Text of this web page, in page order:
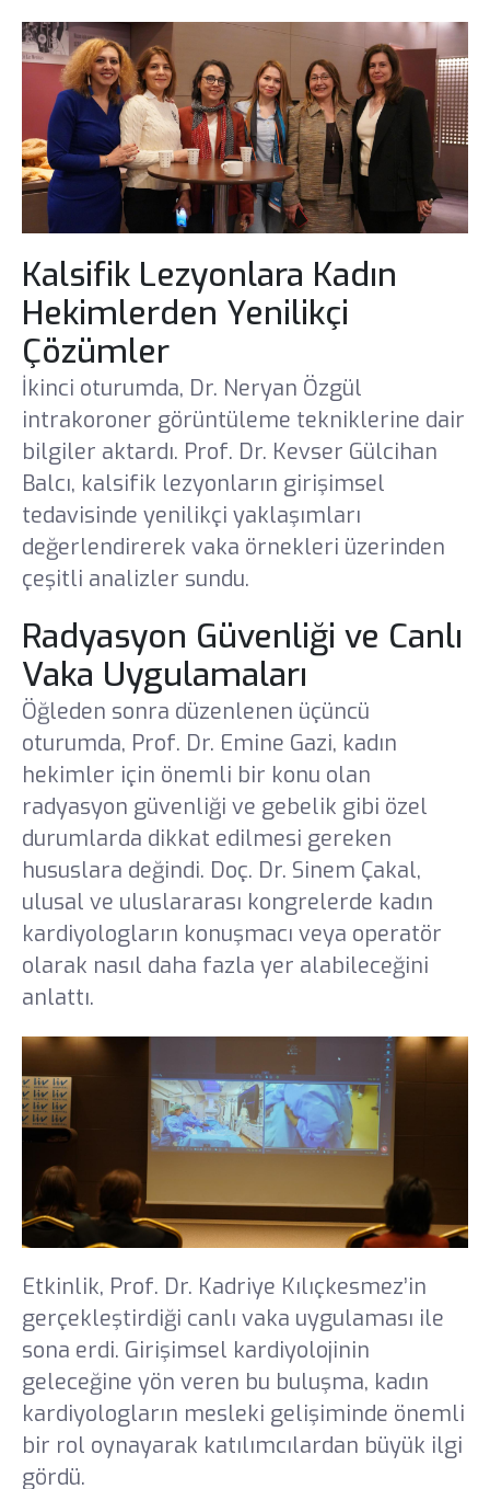
Kalsifik Lezyonlara Kadın
Hekimlerden Yenilikçi
Çözümler
İkinci oturumda, Dr. Neryan Özgül
intrakoroner görüntüleme tekniklerine dair
bilgiler aktardı. Prof. Dr. Kevser Gülcihan
Balcı, kalsifik lezyonların girişimsel
tedavisinde yenilikçi yaklaşımları
değerlendirerek vaka örnekleri üzerinden
çeşitli analizler sundu.
Radyasyon Güvenliği ve Canlı
Vaka Uygulamaları
Öğleden sonra düzenlenen üçüncü
oturumda, Prof. Dr. Emine Gazi, kadın
hekimler için önemli bir konu olan
radyasyon güvenliği ve gebelik gibi özel
durumlarda dikkat edilmesi gereken
hususlara değindi. Doç. Dr. Sinem Çakal,
ulusal ve uluslararası kongrelerde kadın
kardiyologların konuşmacı veya operatör
olarak nasıl daha fazla yer alabileceğini
anlattı.
Etkinlik, Prof. Dr. Kadriye Kılıçkesmez’in
gerçekleştirdiği canlı vaka uygulaması ile
sona erdi. Girişimsel kardiyolojinin
geleceğine yön veren bu buluşma, kadın
kardiyologların mesleki gelişiminde önemli
bir rol oynayarak katılımcılardan büyük ilgi
gördü.